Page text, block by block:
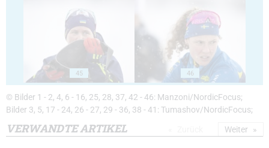
45 46
© Bilder 1 - 2, 4, 6 - 16, 25, 28, 37, 42 - 46: Manzoni/NordicFocus;
Bilder 3, 5, 17 - 24, 26 - 27, 29 - 36, 38 - 41: Tumashov/NordicFocus;
VERWANDTE ARTIKEL Weiter